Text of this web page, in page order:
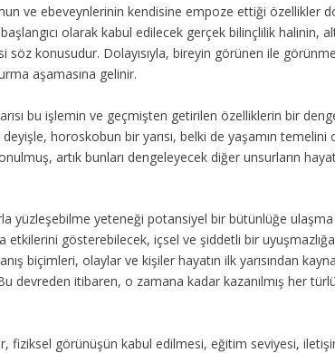
ve ebeveynlerinin kendisine empoze ettiği özellikler
olarak kabul edilecek gerçek bilinçlilik halinin,
söz konusudur. Dolayısıyla, bireyin görünen ile
aşamasına gelinir.
bu işlemin ve geçmişten getirilen özelliklerin bir
horoskobun bir yarısı, belki de yaşamın temelini
artık bunları dengeleyecek diğer unsurların
yüzleşebilme yeteneği potansiyel bir bütünlüğe ulaşma
etkilerini gösterebilecek, içsel ve şiddetli bir
biçimleri, olaylar ve kişiler hayatın ilk yarısından
Bu devreden itibaren, o zamana kadar kazanılmış her
fiziksel görünüşün kabul edilmesi, eğitim seviyesi,